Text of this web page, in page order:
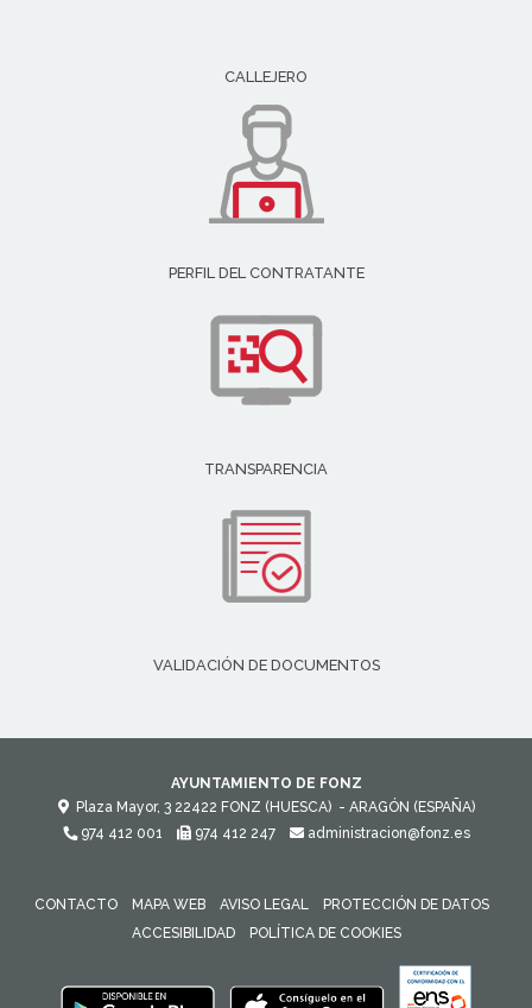
CALLEJERO
PERFIL DEL CONTRATANTE
TRANSPARENCIA
VALIDACIÓN DE DOCUMENTOS
AYUNTAMIENTO DE FONZ
Plaza Mayor, 3 22422 FONZ (HUESCA) - ARAGÓN (ESPAÑA)
974 412 001
974 412 247 administracion@fonz.es
CONTACTO MAPA WEB AVISO LEGAL
PROTECCIÓN DE DATOS
ACCESIBILIDAD
POLÍTICA DE COOKIES